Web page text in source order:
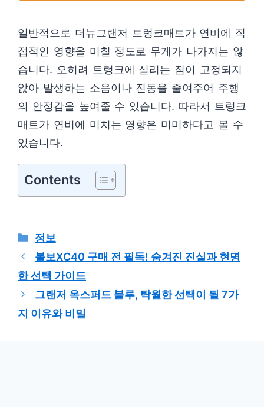
일반적으로 더뉴그랜저 트렁크매트가 연비에 직
접적인 영향을 미칠 정도로 무게가 나가지는 않
습니다. 오히려 트렁크에 실리는 짐이 고정되지
않아 발생하는 소음이나 진동을 줄여주어 주행
의 안정감을 높여줄 수 있습니다. 따라서 트렁크
매트가 연비에 미치는 영향은 미미하다고 볼 수
있습니다.
Contents
카
테
고
리
정보
볼보XC40 구매 전 필독! 숨겨진 진실과 현명
한 선택 가이드
그랜저 옥스퍼드 블루, 탁월한 선택이 될 7가
지 이유와 비밀